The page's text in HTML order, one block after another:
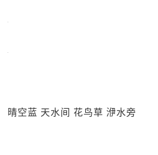
晴空蓝 天水间 花鸟草 洢水旁